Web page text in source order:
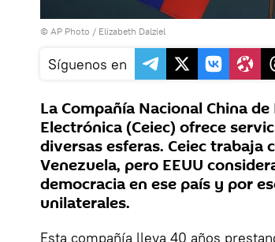
© AP Photo / Elizabeth Dalziel
Síguenos en
La Compañía Nacional China
Electrónica (Ceiec) ofrece
diversas esferas. Ceiec trabaja
Venezuela, pero EEUU
democracia en ese país y por
unilaterales.
Esta compañía lleva 40 años